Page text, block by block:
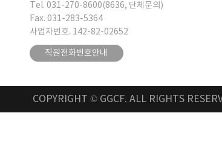
Tel. 031-270-8600(8636, 단체문의)
Fax. 031-283-5364
사업자번호. 142-82-02652
직원전화번호안내
COPYRIGHT © GGCF. ALL RIGHTS